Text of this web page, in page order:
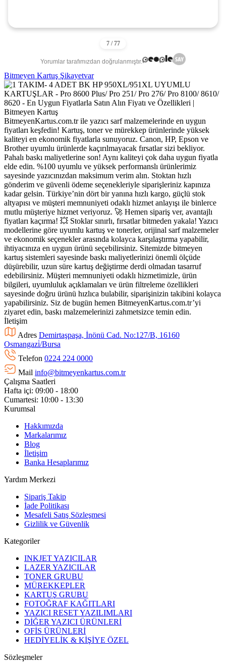
Yorumlar tarafımızdan doğrulanmıştır.
Bitmeyen Kartuş Şikayetvar
BitmeyenKartus.com.tr ile yazıcı sarf malzemelerinde en uygun
fiyatları keşfedin! Kartuş, toner ve mürekkep ürünlerinde yüksek
kaliteyi en ekonomik fiyatlarla sunuyoruz. Canon, HP, Epson ve
Brother uyumlu ürünlerde kaçırılmayacak fırsatlar sizi bekliyor.
Pahalı baskı maliyetlerine son! Aynı kaliteyi çok daha uygun fiyatla
elde edin. %100 uyumlu ve yüksek performanslı ürünlerimiz
sayesinde yazıcınızdan maksimum verim alın. Stoktan hızlı
gönderim ve güvenli ödeme seçenekleriyle siparişleriniz kapınıza
kadar gelsin. Türkiye’nin dört bir yanına hızlı kargo, güçlü stok
altyapısı ve müşteri memnuniyeti odaklı hizmet anlayışı ile binlerce
mutlu müşteriye hizmet veriyoruz. 🚀 Hemen sipariş ver, avantajlı
fiyatları kaçırma! 💥 Stoklar sınırlı, fırsatlar bitmeden yakala! Yazıcı
modellerine göre uyumlu kartuş ve tonerler, orijinal sarf malzemeler
ve ekonomik seçenekler arasında kolayca karşılaştırma yapabilir,
ihtiyacınıza en uygun ürünü seçebilirsiniz. Sitemizde bitmeyen
kartuş sistemleri sayesinde baskı maliyetlerinizi önemli ölçüde
düşürebilir, uzun süre kartuş değiştirme derdi olmadan tasarruf
edebilirsiniz. Müşteri memnuniyeti odaklı hizmetimizle, ürün
bilgileri, uyumluluk açıklamaları ve ürün filtreleme özellikleri
sayesinde doğru ürünü hızlıca bulabilir, siparişinizin takibini kolayca
yapabilirsiniz. Siz de bugün hemen BitmeyenKartus.com.tr’yi
ziyaret edin, baskı malzemelerinizi zahmetsizce temin edin.
İletişim
Adres Demirtaşpaşa, İnönü Cad. No:127/B, 16160
Osmangazi̇/Bursa
Telefon 0224 224 0000
Mail info@bitmeyenkartus.com.tr
Çalışma Saatleri
Hafta içi: 09:00 - 18:00
Cumartesi: 10:00 - 13:30
Kurumsal
Hakkımızda
Markalarımız
Blog
İletişim
Banka Hesaplarımız
Yardım Merkezi
Sipariş Takip
İade Politikası
Mesafeli Satış Sözleşmesi
Gizlilik ve Güvenlik
Kategoriler
INKJET YAZICILAR
LAZER YAZICILAR
TONER GRUBU
MÜREKKEPLER
KARTUŞ GRUBU
FOTOĞRAF KAĞITLARI
YAZICI RESET YAZILIMLARI
DİĞER YAZICI ÜRÜNLERİ
OFİS ÜRÜNLERİ
HEDİYELİK & KİŞİYE ÖZEL
Sözleşmeler